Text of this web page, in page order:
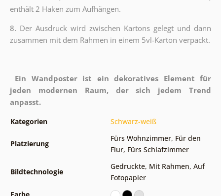
enthält 2 Haken zum Aufhängen.
8. Der Ausdruck wird zwischen Kartons gelegt und dann
zusammen mit dem Rahmen in einem 5vl-Karton verpackt.
Ein Wandposter ist ein dekoratives Element für
jeden modernen Raum, der sich jedem Trend
anpasst.
Kategorien Schwarz-weiß
Platzierung
Fürs Wohnzimmer, Für den
Flur, Fürs Schlafzimmer
Bildtechnologie
Gedruckte, Mit Rahmen, Auf
Fotopapier
Farbe